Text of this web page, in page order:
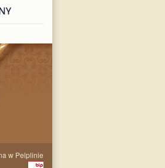
w Pelplinie